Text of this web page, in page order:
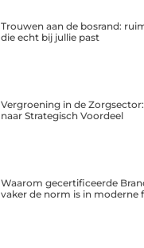
Trouwen aan de bosrand:
die echt bij jullie past
Vergroening in de
naar Strategisch Voordeel
Waarom gecertificeerde
vaker de norm is in moderne